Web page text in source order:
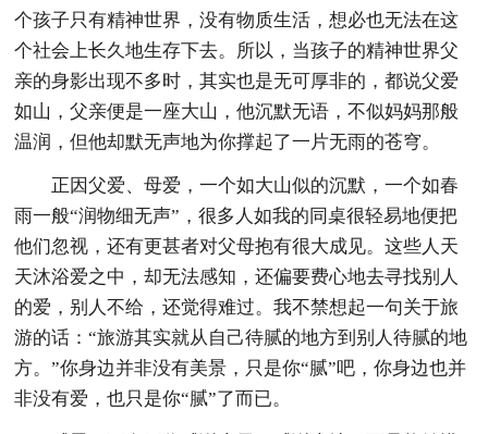
个孩子只有精神世界，没有物质生活，想必也无法在这
个社会上长久地生存下去。所以，当孩子的精神世界父
亲的身影出现不多时，其实也是无可厚非的，都说父爱
如山，父亲便是一座大山，他沉默无语，不似妈妈那般
温润，但他却默无声地为你撑起了一片无雨的苍穹。
正因父爱、母爱，一个如大山似的沉默，一个如春
雨一般“润物细无声”，很多人如我的同桌很轻易地便把
他们忽视，还有更甚者对父母抱有很大成见。这些人天
天沐浴爱之中，却无法感知，还偏要费心地去寻找别人
的爱，别人不给，还觉得难过。我不禁想起一句关于旅
游的话：“旅游其实就从自己待腻的地方到别人待腻的地
方。”你身边并非没有美景，只是你“腻”吧，你身边也并
非没有爱，也只是你“腻”了而已。